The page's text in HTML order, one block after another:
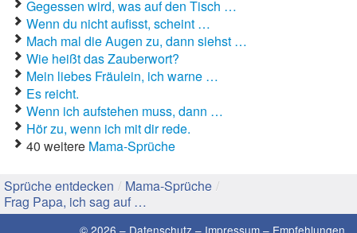
Konfirmationssprüche
Lateinische Sprüche
Liebeskummer Sprüche
Lustige Sprüche
Mama-Sprüche
Schöne Sprüche
Gegessen wird, was auf den Tisch …
Wenn du nicht aufisst, scheint …
Mach mal die Augen zu, dann siehst …
Wie heißt das Zauberwort?
Mein liebes Fräulein, ich warne …
Es reicht.
Wenn ich aufstehen muss, dann …
Hör zu, wenn ich mit dir rede.
40 weitere Mama-Sprüche
Sprüche entdecken / Mama-Sprüche /
Frag Papa, ich sag auf …
© 2026 – Datenschutz – Impressum – Empfehlungen